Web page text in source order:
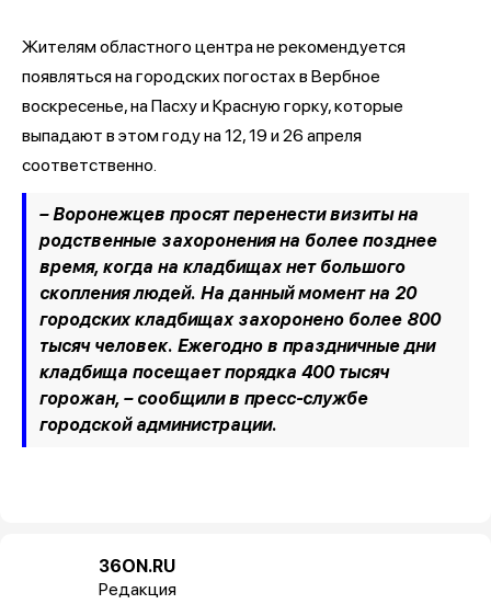
Жителям областного центра не рекомендуется
появляться на городских погостах в Вербное
воскресенье, на Пасху и Красную горку, которые
выпадают в этом году на 12, 19 и 26 апреля
соответственно.
– Воронежцев просят перенести визиты на
родственные захоронения на более позднее
время, когда на кладбищах нет большого
скопления людей. На данный момент на 20
городских кладбищах захоронено более 800
тысяч человек. Ежегодно в праздничные дни
кладбища посещает порядка 400 тысяч
горожан, –сообщили в пресс-службе
городской администрации.
36ON.RU
Редакция